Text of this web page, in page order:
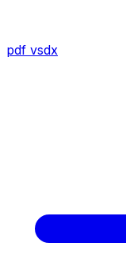
pdf vsdx